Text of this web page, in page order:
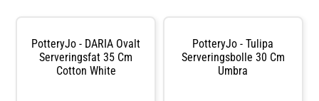
PotteryJo - DARIA Ovalt
Serveringsfat 35 Cm
Cotton White
PotteryJo - Tulipa
Serveringsbolle 30 Cm
Umbra